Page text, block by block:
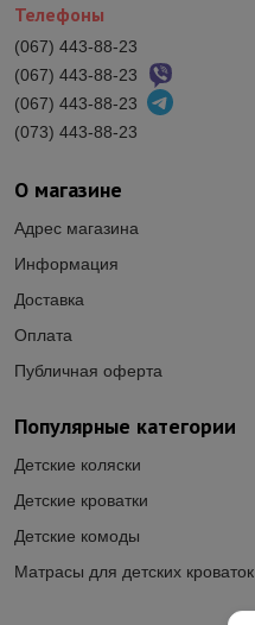
Популярные категории
Детские коляски
Детские кроватки
Детские комоды
Матрасы для детских кроваток
О магазине
Адрес магазина
Информация
Доставка
Оплата
Публичная оферта
Телефоны
(067) 443-88-23
(067) 443-88-23
(067) 443-88-23
(073) 443-88-23